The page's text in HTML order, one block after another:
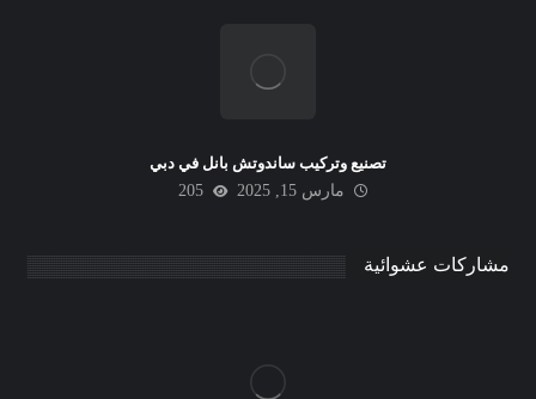
تصنيع وتركيب ساندوتش بانل في دبي
مارس 15, 2025
205
مشاركات عشوائية